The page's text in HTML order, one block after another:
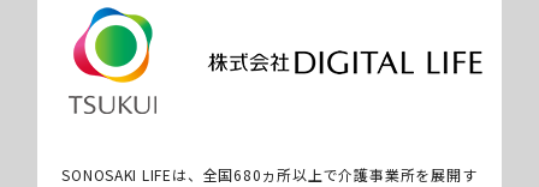
SONOSAKI LIFEは、全国680ヵ所以上で介護事業所を展開す